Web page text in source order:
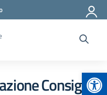
Consigli